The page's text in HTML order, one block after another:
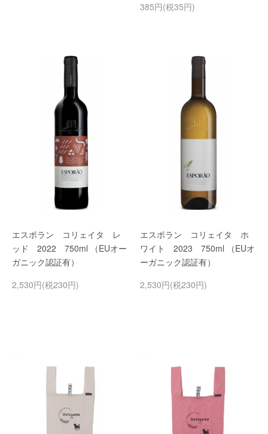
385円(税35円)
エスポラン コリェイタ レ
ッド 2022 750ml （EUオー
ガニック認証有）
2,530円(税230円)
エスポラン コリェイタ ホ
ワイト 2023 750ml （EUオ
ーガニック認証有）
2,530円(税230円)